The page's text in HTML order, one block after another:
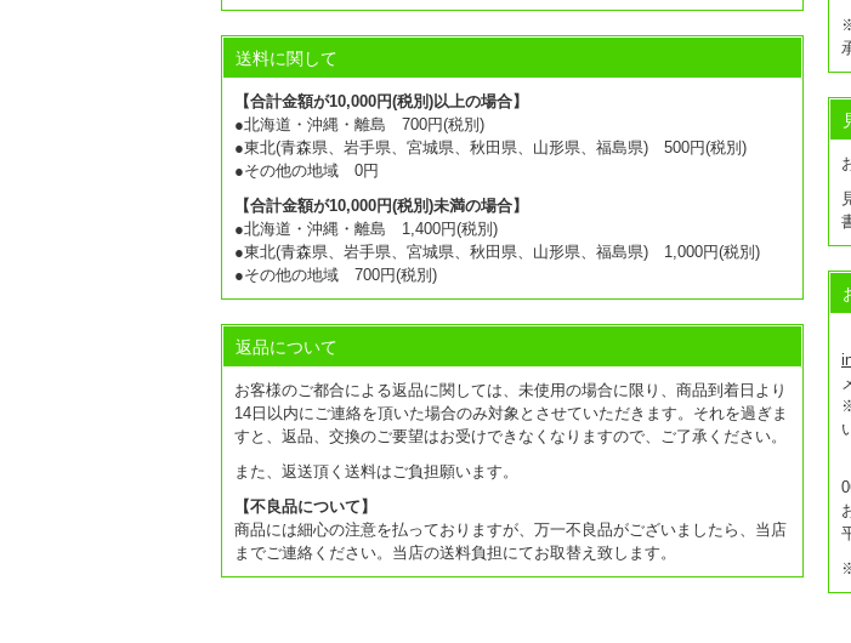
送料に関して
【合計金額が10,000円(税別)以上の場合】
●北海道・沖縄・離島 700円(税別)
●東北(青森県、岩手県、宮城県、秋田県、山形県、福島県) 500円(税別)
●その他の地域 0円
【合計金額が10,000円(税別)未満の場合】
●北海道・沖縄・離島 1,400円(税別)
●東北(青森県、岩手県、宮城県、秋田県、山形県、福島県) 1,000円(税別)
●その他の地域 700円(税別)
返品について
お客様のご都合による返品に関しては、未使用の場合に限り、商品到着日より
14日以内にご連絡を頂いた場合のみ対象とさせていただきます。それを過ぎま
すと、返品、交換のご要望はお受けできなくなりますので、ご了承ください。
また、返送頂く送料はご負担願います。
【不良品について】
商品には細心の注意を払っておりますが、万一不良品がございましたら、当店
までご連絡ください。当店の送料負担にてお取替え致します。